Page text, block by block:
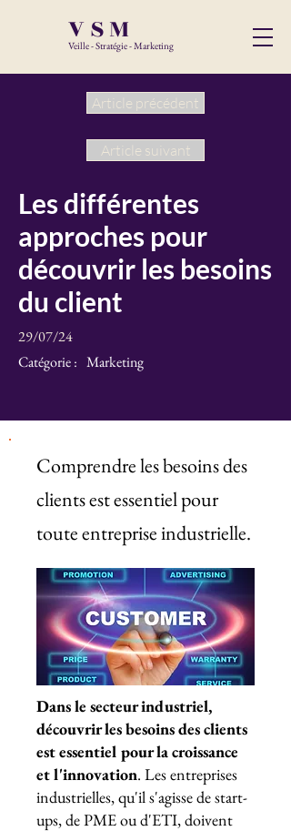
VSM
Veille - Stratégie - Marketing
Article précédent
Article suivant
Les différentes
approches pour
découvrir les besoins
du client
29/07/24
Catégorie : Marketing
Comprendre les besoins des
clients est essentiel pour
toute entreprise industrielle.
Dans le secteur industriel,
découvrir les besoins des clients
est essentiel pour la croissance
et l'innovation. Les entreprises
industrielles, qu'il s'agisse de start-
ups, de PME ou d'ETI, doivent